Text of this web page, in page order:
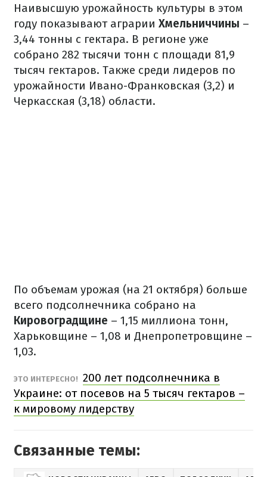
Наивысшую урожайность культуры в этом
году показывают аграрии Хмельниччины –
3,44 тонны с гектара. В регионе уже
собрано 282 тысячи тонн с площади 81,9
тысяч гектаров. Также среди лидеров по
урожайности Ивано-Франковская (3,2) и
Черкасская (3,18) области.
По объемам урожая (на 21 октября) больше
всего подсолнечника собрано на
Кировоградщине – 1,15 миллиона тонн,
Харьковщине – 1,08 и Днепропетровщине –
1,03.
ЭТО ИНТЕРЕСНО! 200 лет подсолнечника в
Украине: от посевов на 5 тысяч гектаров –
к мировому лидерству
Связанные темы: